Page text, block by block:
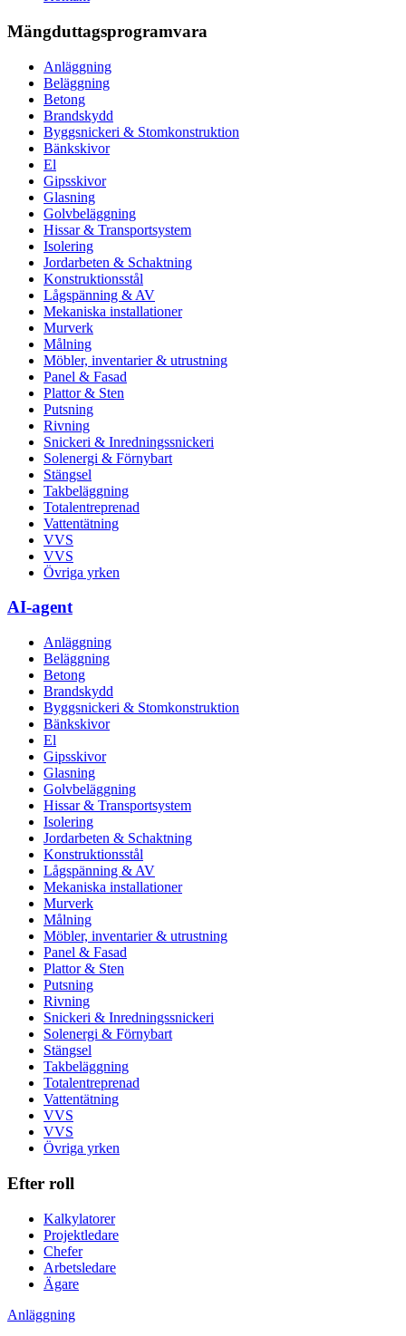
Mängduttagsprogramvara
Anläggning
Beläggning
Betong
Brandskydd
Byggsnickeri & Stomkonstruktion
Bänkskivor
El
Gipsskivor
Glasning
Golvbeläggning
Hissar & Transportsystem
Isolering
Jordarbeten & Schaktning
Konstruktionsstål
Lågspänning & AV
Mekaniska installationer
Murverk
Målning
Möbler, inventarier & utrustning
Panel & Fasad
Plattor & Sten
Putsning
Rivning
Snickeri & Inredningssnickeri
Solenergi & Förnybart
Stängsel
Takbeläggning
Totalentreprenad
Vattentätning
VVS
VVS
Övriga yrken
AI-agent
Anläggning
Beläggning
Betong
Brandskydd
Byggsnickeri & Stomkonstruktion
Bänkskivor
El
Gipsskivor
Glasning
Golvbeläggning
Hissar & Transportsystem
Isolering
Jordarbeten & Schaktning
Konstruktionsstål
Lågspänning & AV
Mekaniska installationer
Murverk
Målning
Möbler, inventarier & utrustning
Panel & Fasad
Plattor & Sten
Putsning
Rivning
Snickeri & Inredningssnickeri
Solenergi & Förnybart
Stängsel
Takbeläggning
Totalentreprenad
Vattentätning
VVS
VVS
Övriga yrken
Efter roll
Kalkylatorer
Projektledare
Chefer
Arbetsledare
Ägare
Anläggning